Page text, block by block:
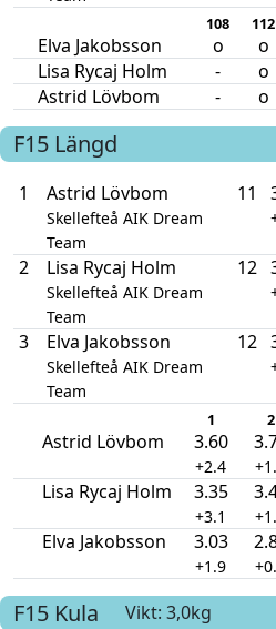
108 112
Elva Jakobsson o o
Lisa Rycaj Holm
- o
Astrid Lövbom
- o
F15 Längd
1 Astrid Lövbom
Skellefteå AIK Dream
Team
11
2 Lisa Rycaj Holm
Skellefteå AIK Dream
Team
12
3 Elva Jakobsson
Skellefteå AIK Dream
Team
12
1 2
Astrid Lövbom 3.60
+2.4
Lisa Rycaj Holm 3.35
+3.1
Elva Jakobsson 3.03
+1.9
F15 Kula Vikt: 3,0kg